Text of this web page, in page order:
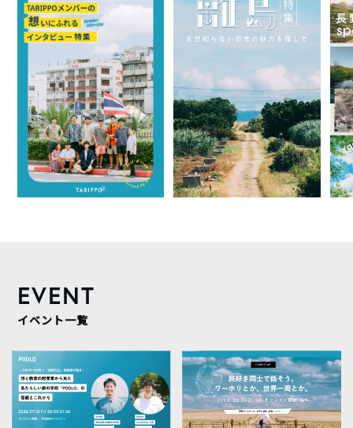
EVENT
イベント一覧